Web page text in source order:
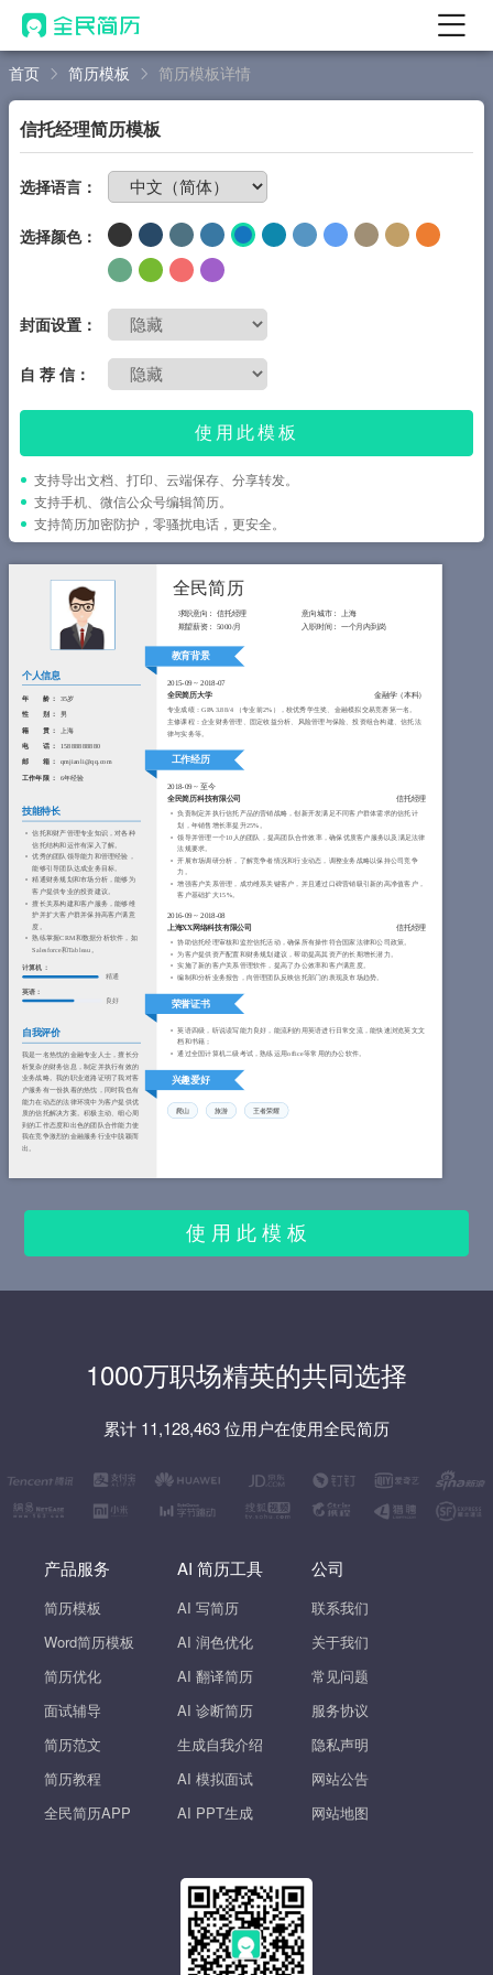
首页
AI 简历工具
AI 优化简历
AI 翻译简历
AI 诊断简历
AI 模拟面试
面试自我介绍
简历教程
登录 / 注册
首页 简历模板 简历模板详情
信托经理简历模板
选择语言：
选择颜色：
封面设置：
自 荐 信：
使用此模板
支持导出文档、打印、云端保存、分享转发。
支持手机、微信公众号编辑简历。
支持简历加密防护，零骚扰电话，更安全。
个人信息
年 龄 ：
35岁
性 别 ：
男
籍 贯 ：
上海
电 话 ： 15888888880
邮 箱 ：
qmjianli@qq.com
工作年限 ：
6年经验
技能特长
信托和财产管理专业知识，对各种
信托结构和运作有深入了解。
优秀的团队领导能力和管理经验，
能够引导团队达成业务目标。
精通财务规划和市场分析，能够为
客户提供专业的投资建议。
擅长关系构建和客户服务，能够维
护并扩大客户群并保持高客户满意
度。
熟练掌握CRM和数据分析软件，如
Salesforce和Tableau。
计算机：
精通
英语：
良好
自我评价
我是一名热忱的金融专业人士，擅长分
析复杂的财务信息，制定并执行有效的
业务战略。我的职业道路证明了我对客
户服务有一份执着的热忱，同时我也有
能力在动态的法律环境中为客户提供优
质的信托解决方案。积极主动、细心周
到的工作态度和出色的团队合作能力使
我在竞争激烈的金融服务行业中脱颖而
出。
全民简历
求职意向：信托经理 意向城市： 上海
期望薪资：5000/月 入职时间： 一个月内到岗
教育背景
2015-09~ 2018-07
全民简历大学
金融学（本科）
专业成绩：GPA 3.88/4 （专业前2%），校优秀学生奖、金融模拟交易竞赛第一名。
主修课程：企业财务管理、固定收益分析、风险管理与保险、投资组合构建、信托法
律与实务等。
工作经历
2018-09~ 至今
全民简历科技有限公司 信托经理
负责制定并执行信托产品的营销战略，创新开发满足不同客户群体需求的信托计
划，年销售增长率提升25%。
领导并管理一个10人的团队，提高团队合作效率，确保优质客户服务以及满足法律
法规要求。
开展市场调研分析，了解竞争者情况和行业动态，调整业务战略以保持公司竞争
力。
增强客户关系管理，成功维系关键客户，并且通过口碑营销吸引新的高净值客户，
客户基础扩大15%。
2016-09~ 2018-08
上海XX网络科技有限公司
信托经理
协助信托经理审核和监控信托活动，确保所有操作符合国家法律和公司政策。
为客户提供资产配置和财务规划建议，帮助提高其资产的长期增长潜力。
实施了新的客户关系管理软件，提高了办公效率和客户满意度。
编制和分析业务报告，向管理团队反映信托部门的表现及市场趋势。
荣誉证书
英语四级，听说读写能力良好，能流利的用英语进行日常交流，能快速浏览英文文
档和书籍；
通过全国计算机二级考试，熟练运用office等常用的办公软件。
兴趣爱好
爬山 旅游 王者荣耀
使 用 此 模 板
1000万职场精英的共同选择
累计 11,128,463 位用户在使用全民简历
产品服务
简历模板
Word简历模板
简历优化
面试辅导
简历范文
简历教程
全民简历APP
AI 简历工具
AI 写简历
AI 润色优化
AI 翻译简历
AI 诊断简历
生成自我介绍
AI 模拟面试
AI PPT生成
公司
联系我们
关于我们
常见问题
服务协议
隐私声明
网站公告
网站地图